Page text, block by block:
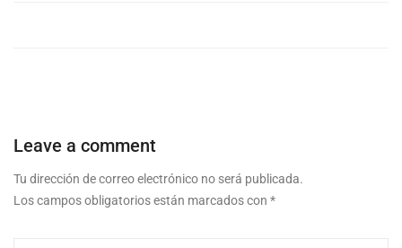
Leave a comment
Tu dirección de correo electrónico no será publicada.
Los campos obligatorios están marcados con *